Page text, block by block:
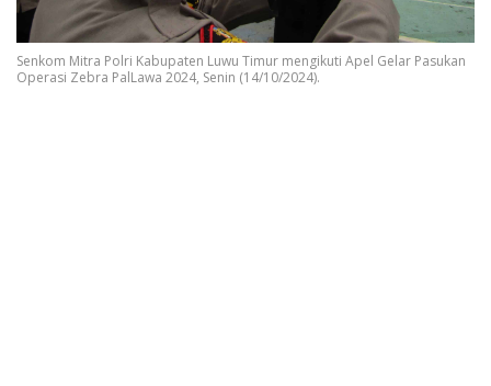
Senkom Mitra Polri Kabupaten Luwu Timur mengikuti Apel Gelar Pasukan
Operasi Zebra PalLawa 2024, Senin (14/10/2024).